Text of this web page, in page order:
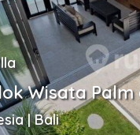
Wisata
| Bali